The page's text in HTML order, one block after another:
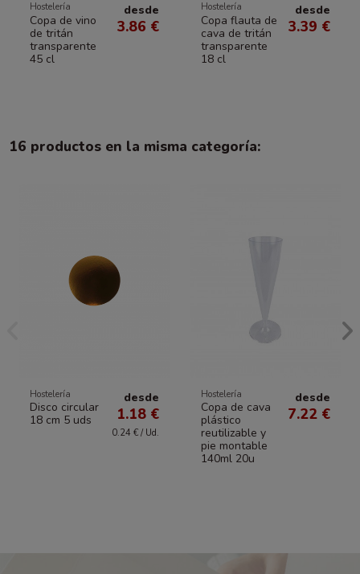
Hostelería
Copa de vino
de tritán
transparente
45 cl
desde
3.86 €
Hostelería
Copa flauta de
cava de tritán
transparente
18 cl
desde
3.39 €
16 productos en la misma categoría:
Hostelería
Disco circular
18 cm 5 uds
desde
1.18 €
0.24 € / Ud.
Hostelería
Copa de cava
plástico
reutilizable y
pie montable
140ml 20u
desde
7.22 €